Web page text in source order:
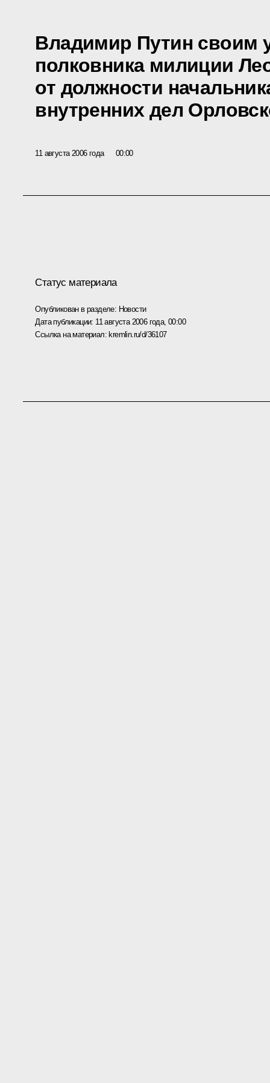
Владимир Путин своим
полковника милиции
от должности
внутренних дел
11 августа 2006 года 00:00
Статус материала
Опубликован в разделе: Новости
Дата публикации: 11 августа 2006 года, 00:00
Ссылка на материал:kremlin.ru/d/36107